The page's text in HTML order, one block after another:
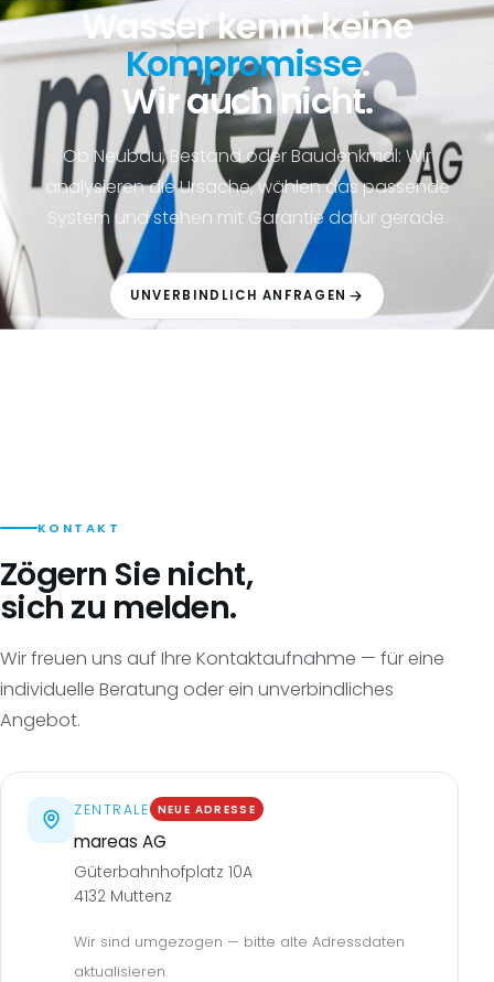
Wasser kennt keine
Kompromisse.
Wir auch nicht.
Ob Neubau, Bestand oder Baudenkmal: Wir
analysieren die Ursache, wählen das passende
System und stehen mit Garantie dafür gerade.
UNVERBINDLICH ANFRAGEN
KONTAKT
Zögern Sie nicht,
sich zu melden.
Wir freuen uns auf Ihre Kontaktaufnahme — für eine
individuelle Beratung oder ein unverbindliches
Angebot.
ZENTRALE NEUE ADRESSE
mareas AG
Güterbahnhofplatz 10A
4132 Muttenz
Wir sind umgezogen — bitte alte Adressdaten
aktualisieren.